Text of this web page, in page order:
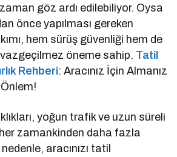
zaman göz ardı edilebiliyor. Oysa
önce yapılması gereken
hem sürüş güvenliği hem de
vazgeçilmez öneme sahip. Tatil
Rehberi: Aracınız İçin Almanız
yoğun trafik ve uzun süreli
zamankinden daha fazla
aracınızı tatil